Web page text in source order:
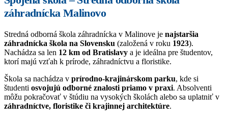
záhradnícka Malinovo
Stredná odborná škola záhradnícka v Malinove je najstaršia
záhradnícka škola na Slovensku (založená v roku 1923).
Nachádza sa len 12 km od Bratislavy a je ideálna pre študentov,
ktorí majú vzťah k prírode, záhradníctvu a floristike.
Škola sa nachádza v prírodno-krajinárskom parku, kde si
študenti osvojujú odborné znalosti priamo v praxi. Absolventi
môžu pokračovať v štúdiu na vysokých školách alebo sa uplatniť v
záhradníctve, floristike či krajinnej architektúre.